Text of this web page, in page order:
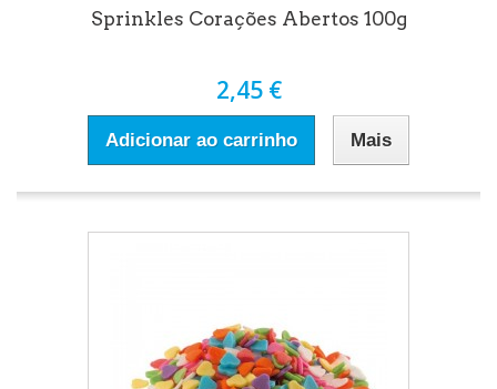
Sprinkles Corações Abertos 100g
2,45 €
Adicionar ao carrinho Mais